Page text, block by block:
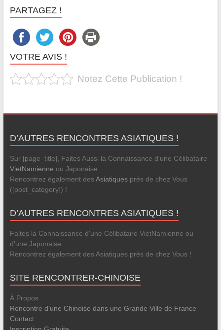
PARTAGEZ !
VOTRE AVIS !
Notez Cette Publication !
D’AUTRES RENCONTRES ASIATIQUES !
Sur [page_title], Faites Aussi la Connaissance d'une Célibataire
VietNamienne ou Japonaise.
Rencontrez également desAsiatiquesprès de chez Vous
([post_category]) !
D’AUTRES RENCONTRES ASIATIQUES !
Faites la Connaissance d'une Célibataire VietNamienne ou
d'une Japonaise.
Rencontrez également des Asiatiques près de chez Vous !
SITE RENCONTRER-CHINOISE
À Propos
Rencontre d'une Chinoise dans une Grande Ville de France
Contact